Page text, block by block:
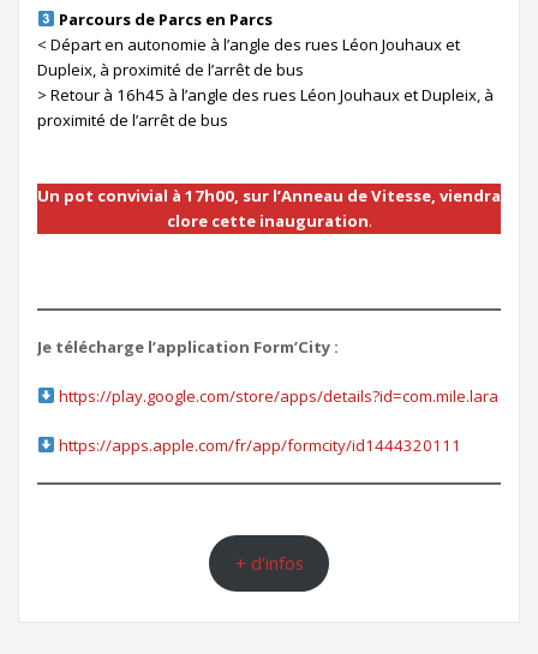
Parcours de Parcs en Parcs
< Départ en autonomie à l’angle des rues Léon Jouhaux et
Dupleix, à proximité de l’arrêt de bus
> Retour à 16h45 à l’angle des rues Léon Jouhaux et Dupleix, à
proximité de l’arrêt de bus
Un pot convivial à 17h00, sur l’Anneau de Vitesse, viendra
clore cette inauguration.
Je télécharge l’application Form’City :
https://play.google.com/store/apps/details?id=com.mile.lara
https://apps.apple.com/fr/app/formcity/id1444320111
+ d’infos